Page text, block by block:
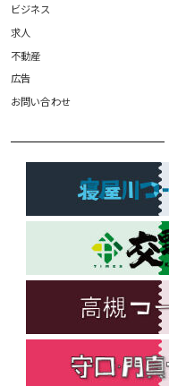
ビジネス
求人
不動産
広告
お問い合わせ